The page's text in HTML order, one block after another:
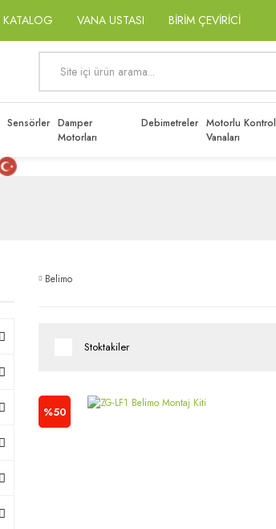
KATALOG VANA USTASI BİRİM ÇEVİRİCİ
Sensörler Damper
Motorları
Debimetreler Motorlu Kontrol
Vanaları
Belimo
Stoktakiler
%50